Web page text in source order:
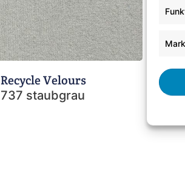
Recycle Velours
737 staubgrau